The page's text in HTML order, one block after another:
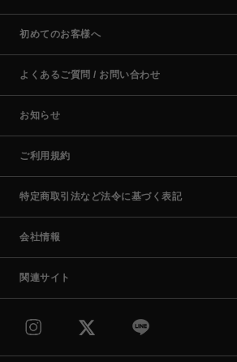
初めてのお客様へ
よくあるご質問 / お問い合わせ
お知らせ
ご利用規約
特定商取引法など法令に基づく表記
会社情報
関連サイト